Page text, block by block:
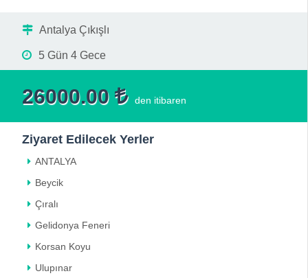
Antalya Çıkışlı
5 Gün 4 Gece
26000.00 den itibaren
Ziyaret Edilecek Yerler
ANTALYA
Beycik
Çıralı
Gelidonya Feneri
Korsan Koyu
Ulupınar